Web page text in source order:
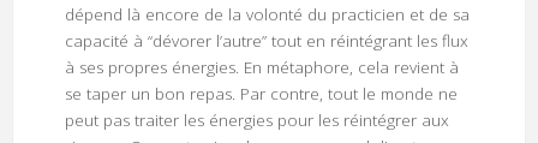
dépend là encore de la volonté du practicien et de sa
capacité à “dévorer l’autre” tout en réintégrant les flux
à ses propres énergies. En métaphore, cela revient à
se taper un bon repas. Par contre, tout le monde ne
peut pas traiter les énergies pour les réintégrer aux